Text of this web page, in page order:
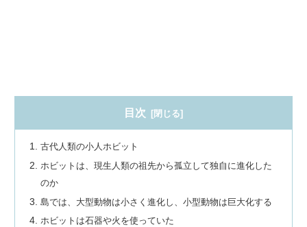
目次
古代人類の小人ホビット
ホビットは、現生人類の祖先から孤立して独自に進化した
のか
島では、大型動物は小さく進化し、小型動物は巨大化する
ホビットは石器や火を使っていた